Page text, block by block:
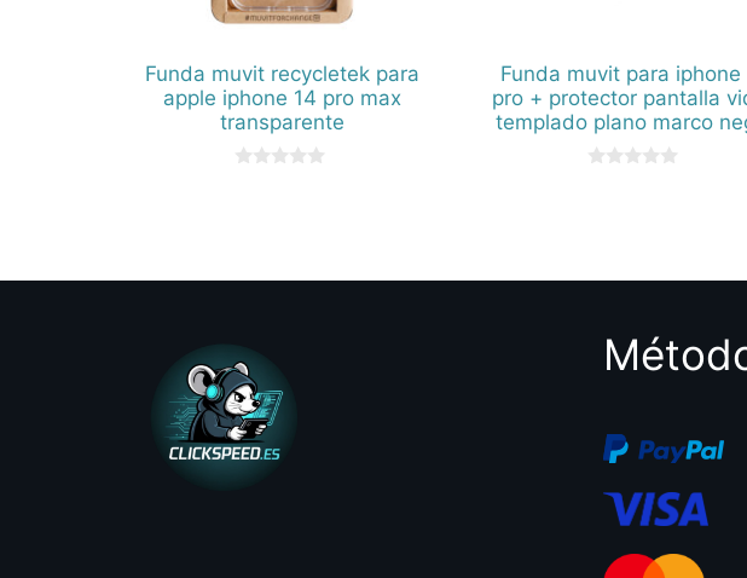
Funda muvit recycletek para
apple iphone 14 pro max
transparente
Funda muvit para iphone
pro + protector pantalla
templado plano marco